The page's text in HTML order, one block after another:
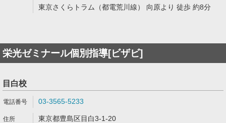
東京さくらトラム（都電荒川線） 向原より 徒歩 約8分
栄光ゼミナール個別指導[ビザビ]
目白校
03-3565-5233
東京都豊島区目白3-1-20